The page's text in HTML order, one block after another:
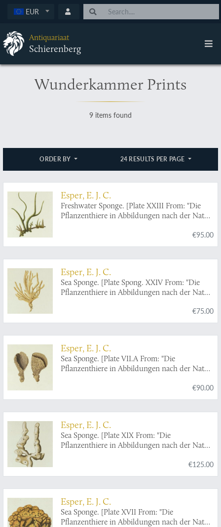
EUR
Antiquariaat
Schierenberg
Wunderkammer Prints
9 items found
ORDER BY 24 RESULTS PER PAGE
Esper, E. J. C.
Freshwater Sponge. [Plate XXIII From: "Die
Pflanzenthiere in Abbildungen nach der Natur
€95.00
Esper, E. J. C.
Sea Sponge. [Plate Spong. XXIV From: "Die
Pflanzenthiere in Abbildungen nach der Natur
€75.00
Esper, E. J. C.
Sea Sponge. [Plate VII.A From: "Die
Pflanzenthiere in Abbildungen nach der Natur
€90.00
Esper, E. J. C.
Sea Sponge. [Plate XIX From: "Die
Pflanzenthiere in Abbildungen nach der Natur
€125.00
Esper, E. J. C.
Sea Sponge. [Plate XVII From: "Die
Pflanzenthiere in Abbildungen nach der Natur